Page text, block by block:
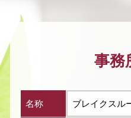
事務
名称 ブレイクスル